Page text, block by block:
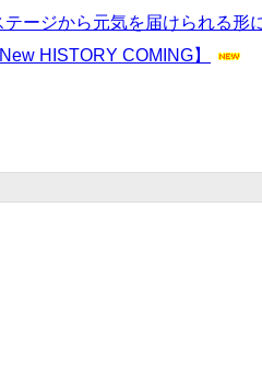
ージから元気を届けられる形
HISTORY COMING】